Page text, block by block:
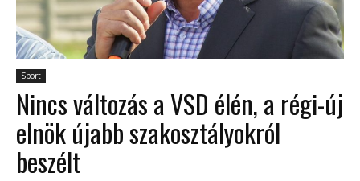
Sport
Nincs változás a VSD élén, a régi-új
elnök újabb szakosztályokról
beszélt